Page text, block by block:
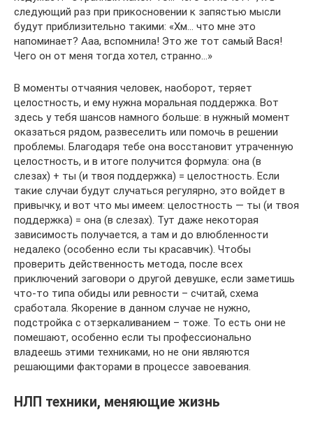
следующий раз при прикосновении к запястью мысли
будут приблизительно такими: «Хм… что мне это
напоминает? Ааа, вспомнила! Это же тот самый Вася!
Чего он от меня тогда хотел, странно…»
В моменты отчаяния человек, наоборот, теряет
целостность, и ему нужна моральная поддержка. Вот
здесь у тебя шансов намного больше: в нужный момент
оказаться рядом, развеселить или помочь в решении
проблемы. Благодаря тебе она восстановит утраченную
целостность, и в итоге получится формула: она (в
слезах) + ты (и твоя поддержка) = целостность. Если
такие случаи будут случаться регулярно, это войдет в
привычку, и вот что мы имеем: целостность — ты (и твоя
поддержка) = она (в слезах). Тут даже некоторая
зависимость получается, а там и до влюбленности
недалеко (особенно если ты красавчик). Чтобы
проверить действенность метода, после всех
приключений заговори о другой девушке, если заметишь
что-то типа обиды или ревности – считай, схема
сработала. Якорение в данном случае не нужно,
подстройка с отзеркаливанием – тоже. То есть они не
помешают, особенно если ты профессионально
владеешь этими техниками, но не они являются
решающими факторами в процессе завоевания.
НЛП техники, меняющие жизнь